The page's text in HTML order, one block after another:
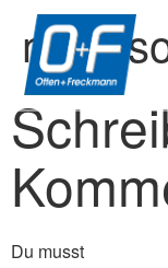
Du musst